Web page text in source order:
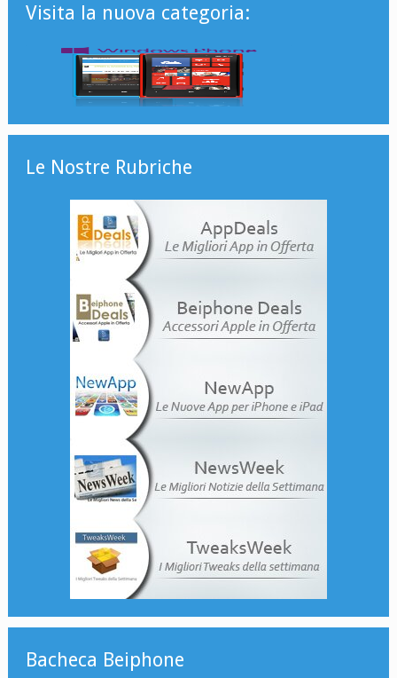
Visita la nuova categoria:
Le Nostre Rubriche
Bacheca Beiphone